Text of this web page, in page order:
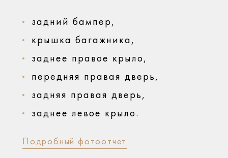
задний бампер,
крышка багажника,
заднее правое крыло,
передняя правая дверь,
задняя правая дверь,
заднее левое крыло.
Подробный фотоотчет